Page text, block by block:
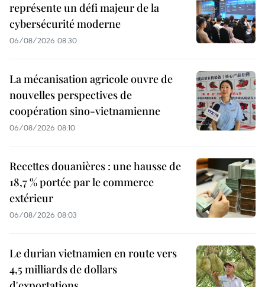
représente un défi majeur de la
cybersécurité moderne
06/08/2026 08:30
La mécanisation agricole ouvre de
nouvelles perspectives de
coopération sino-vietnamienne
06/08/2026 08:10
Recettes douanières : une hausse de
18,7 % portée par le commerce
extérieur
06/08/2026 08:03
Le durian vietnamien en route vers
4,5 milliards de dollars